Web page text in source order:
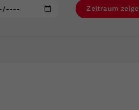
Zeitraum
Ihrer vorgenommen